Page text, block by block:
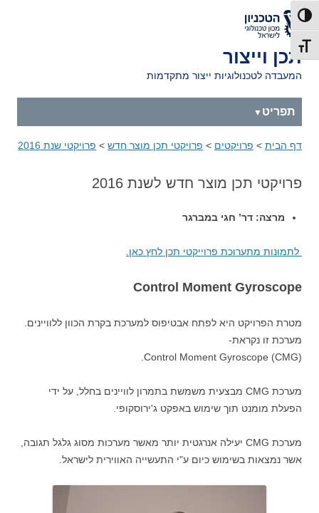
דלג לתוכן
דלג לניווט
הפעל/כבה ניגודיות גבוהה
מתג גודל גופן
לאתר הטכניון
תכן וייצור
המעבדה לטכנולוגיות ייצור מתקדמות
תפריט
דף הבית > פרויקטים > פרויקטי תכן מוצר חדש > פרויקטי שנת 2016
פרויקטי תכן מוצר חדש לשנת 2016
מרצה: דר’ חגי במברגר
לתמונות מתערוכת פרוייקטי תכן לחץ כאן.
Control Moment Gyroscope
מטרת הפרויקט היא לפתח אבטיפוס למערכת בקרת הכוון ללוויינים.
מערכת זו נקראת-
Control Moment Gyroscope (CMG).
מערכת CMG מבצעית משמשת בתמרון לוויינים בחלל, על ידי
הפעלת מומנט תוך שימוש באפקט ג'ירוסקופי.
מערכת CMG יעילה אנרגטית יותר מאשר מערכות מסוג גלגל תגובה,
אשר נמצאות בשימוש כיום ע"י התעשייה האווירית לישראל.